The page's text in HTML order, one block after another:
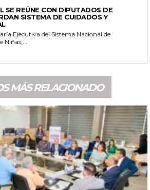
SE REÚNE CON DIPUTADOS DE
SISTEMA DE CUIDADOS Y
Ejecutiva del Sistema Nacional de
MÁS RELACIONADO